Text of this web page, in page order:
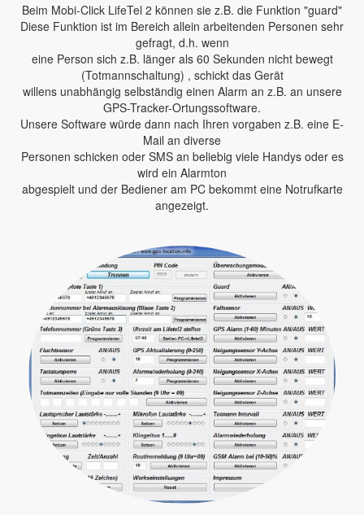
Beim Mobi-Click LifeTel 2 können sie z.B. die Funktion "guard"
Diese Funktion ist im Bereich allein arbeitenden Personen sehr
gefragt, d.h. wenn
eine Person sich z.B. länger als 60 Sekunden nicht bewegt
(Totmannschaltung) , schickt das Gerät
willens unabhängig selbständig einen Alarm an z.B. an unsere
GPS-Tracker-Ortungssoftware.
Unsere Software würde dann nach Ihren vorgaben z.B. eine E-
Mail an diverse
Personen schicken oder SMS an beliebig viele Handys oder es
wird ein Alarmton
abgespielt und der Bediener am PC bekommt eine Notrufkarte
angezeigt.